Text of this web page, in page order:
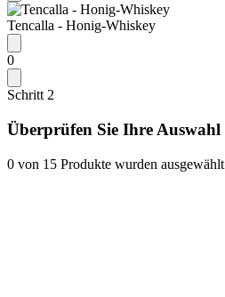
Tencalla - Honig-Whiskey
0
Schritt 2
Überprüfen Sie Ihre Auswahl
0 von 15 Produkte wurden ausgewählt